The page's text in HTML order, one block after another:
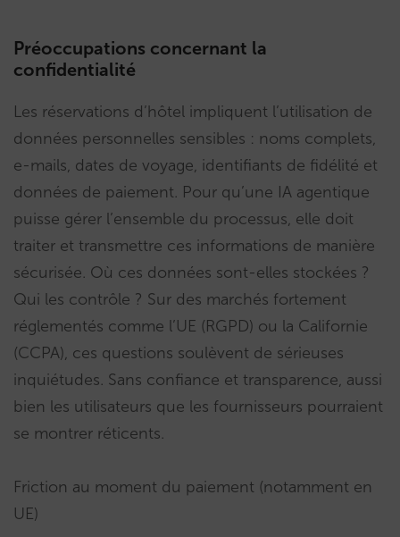
Préoccupations concernant la
confidentialité
Les réservations d’hôtel impliquent l’utilisation de
données personnelles sensibles : noms complets,
e-mails, dates de voyage, identifiants de fidélité et
données de paiement. Pour qu’une IA agentique
puisse gérer l’ensemble du processus, elle doit
traiter et transmettre ces informations de manière
sécurisée. Où ces données sont-elles stockées ?
Qui les contrôle ? Sur des marchés fortement
réglementés comme l’UE (RGPD) ou la Californie
(CCPA), ces questions soulèvent de sérieuses
inquiétudes. Sans confiance et transparence, aussi
bien les utilisateurs que les fournisseurs pourraient
se montrer réticents.
Friction au moment du paiement (notamment en
UE)